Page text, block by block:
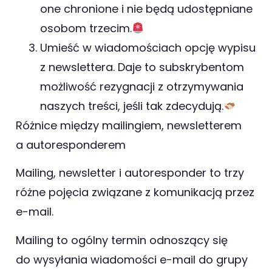
one chronione i nie będą udostępniane
osobom trzecim.
Umieść w wiadomościach opcję wypisu
z newslettera. Daje to subskrybentom
możliwość rezygnacji z otrzymywania
naszych treści, jeśli tak zdecydują.
Różnice między mailingiem, newsletterem
a autoresponderem
Mailing, newsletter i autoresponder to trzy
różne pojęcia związane z komunikacją przez
e-mail.
Mailing to ogólny termin odnoszący się
do wysyłania wiadomości e-mail do grupy